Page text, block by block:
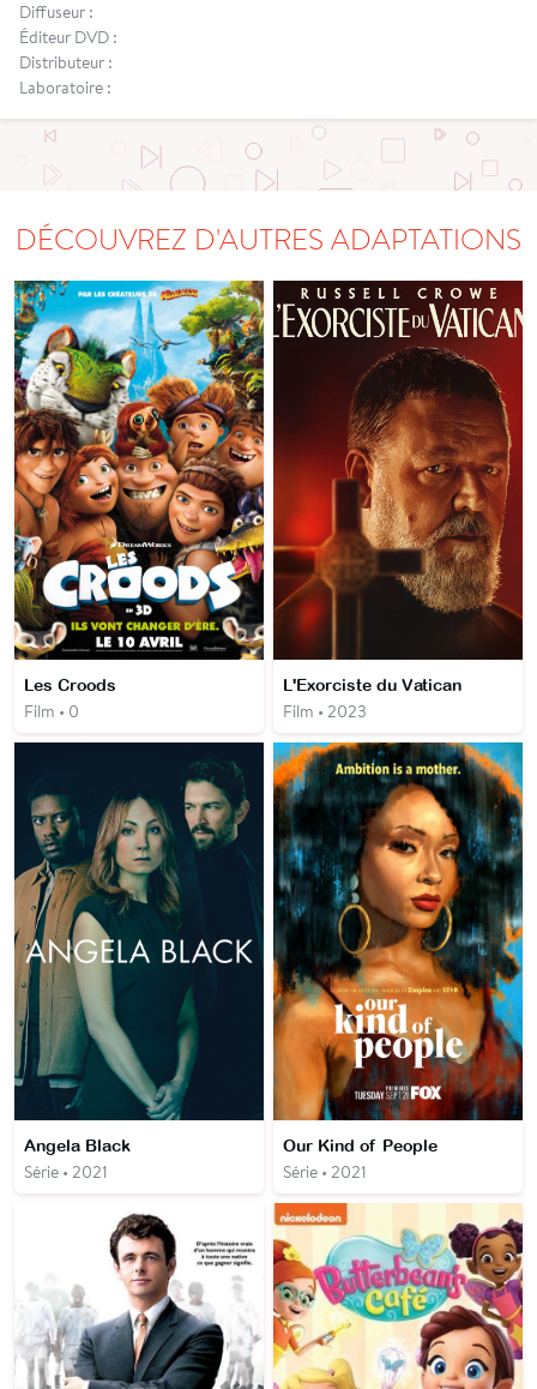
Diffuseur :
Éditeur DVD :
Distributeur :
Laboratoire :
DÉCOUVREZ D'AUTRES ADAPTATIONS
Les Croods
Film • 0
L'Exorciste du Vatican
Film • 2023
Angela Black
Série • 2021
Our Kind of People
Série • 2021